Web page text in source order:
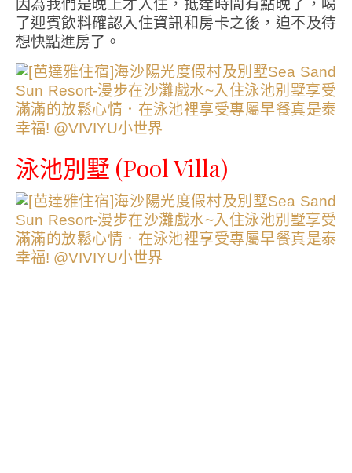
了迎賓飲料確認入住資訊和房卡之後，迫不及待
想快點進房了。
泳池別墅 (Pool Villa)